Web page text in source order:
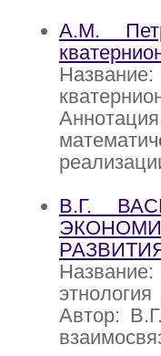
А.М.
В.Г.
Автор: